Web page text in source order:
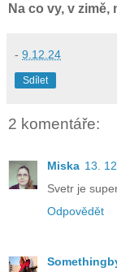
Na co vy, v
- 9.12.24
Sdílet
2 komentáře:
Miska 13.
Svetr je
Odpovědět